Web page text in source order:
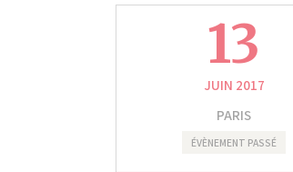
13
JUIN 2017
PARIS
ÉVÈNEMENT PASSÉ